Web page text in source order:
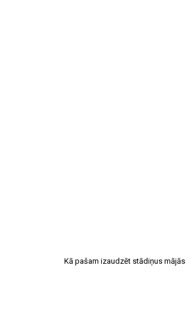
Kā pašam izaudzēt stādiņus mājās